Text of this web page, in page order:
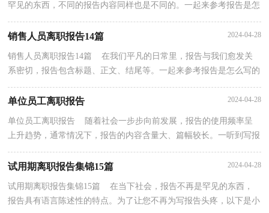
罕见的东西，不同的报告内容同样也是不同的。一起来参考报告是怎
么写的吧，下面是小编整理的个人离职报告，希望对大...
销售人员离职报告14篇 2024-04-28
销售人员离职报告14篇 在我们平凡的日常里，报告与我们愈发关
系密切，报告包含标题、正文、结尾等。一起来参考报告是怎么写的
单位员工离职报告 2024-04-28
单位员工离职报告 随着社会一步步向前发展，报告的使用频率呈
上升趋势，通常情况下，报告的内容含量大、篇幅较长。一听到写报
告就拖延症懒癌齐复发？以下是小编为大家收集的单位...
试用期离职报告集锦15篇 2024-04-28
试用期离职报告集锦15篇 在当下社会，报告不再是罕见的东西，
报告具有语言陈述性的特点。为了让您不再为写报告头疼，以下是小